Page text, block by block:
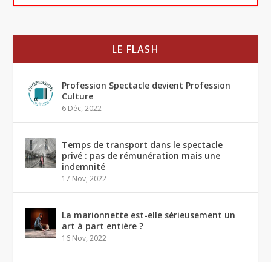
LE FLASH
Profession Spectacle devient Profession
Culture
6 Déc, 2022
Temps de transport dans le spectacle
privé : pas de rémunération mais une
indemnité
17 Nov, 2022
La marionnette est-elle sérieusement un
art à part entière ?
16 Nov, 2022